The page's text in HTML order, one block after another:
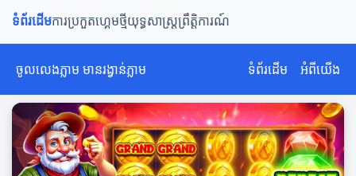
ទំព័រដើមការប្រកួតហ្គេមថ្មីយុទ្ធសាស្ត្រព្រឹត្តិការណ៍
ចូលលេងភ្លាម មានរង្វាន់ភ្លាម ទំព័រដើម អំពីយើង